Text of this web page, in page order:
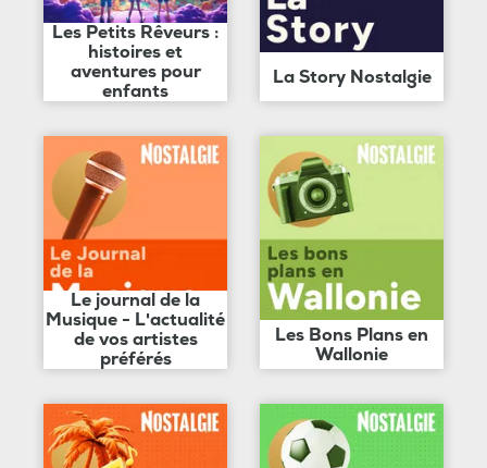
Les Petits Rêveurs :
histoires et
aventures pour
enfants
La Story Nostalgie
Le journal de la
Musique - L'actualité
de vos artistes
préférés
Les Bons Plans en
Wallonie